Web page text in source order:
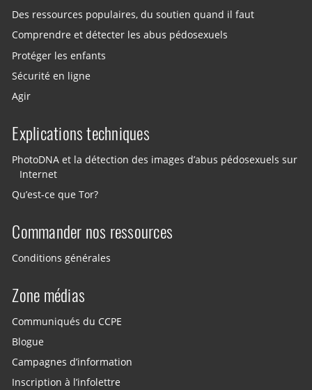
Des ressources populaires, du soutien quand il faut
Comprendre et détecter les abus pédosexuels
Protéger les enfants
Sécurité en ligne
Agir
Explications techniques
PhotoDNA et la détection des images d’abus pédosexuels sur
Internet
Qu’est-ce que Tor?
Commander nos ressources
Conditions générales
Zone médias
Communiqués du CCPE
Blogue
Campagnes d’information
Inscription à l’infolettre